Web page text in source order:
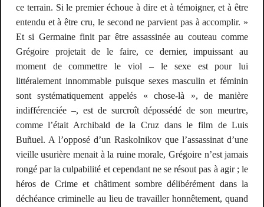
ce terrain. Si le premier échoue à dire et à témoigner, et à être
entendu et à être cru, le second ne parvient pas à accomplir. »
Et si Germaine finit par être assassinée au couteau comme
Grégoire projetait de le faire, ce dernier, impuissant au
moment de commettre le viol – le sexe est pour lui
littéralement innommable puisque sexes masculin et féminin
sont systématiquement appelés « chose-là », de manière
indifférenciée –, est de surcroît dépossédé de son meurtre,
comme l’était Archibald de la Cruz dans le film de Luis
Buñuel. A l’opposé d’un Raskolnikov que l’assassinat d’une
vieille usurière menait à la ruine morale, Grégoire n’est jamais
rongé par la culpabilité et cependant ne se résout pas à agir ; le
héros de Crime et châtimentsombre délibérément dans la
déchéance criminelle au lieu de travailler honnêtement, quand